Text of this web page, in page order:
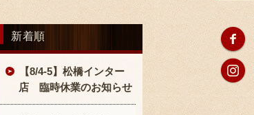
新着順
【8/4-5】松橋インター
店 臨時休業のお知らせ